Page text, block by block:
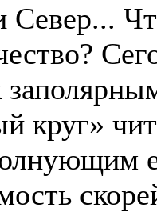
Север...
круг»